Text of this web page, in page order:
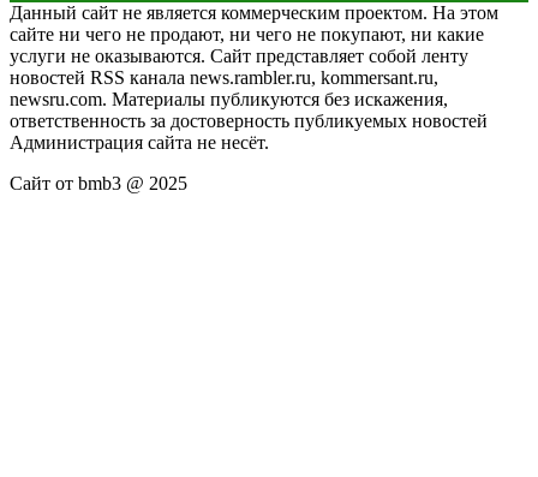
Данный сайт не является коммерческим проектом. На этом
сайте ни чего не продают, ни чего не покупают, ни какие
услуги не оказываются. Сайт представляет собой ленту
новостей RSS канала news.rambler.ru, kommersant.ru,
newsru.com. Материалы публикуются без искажения,
ответственность за достоверность публикуемых новостей
Администрация сайта не несёт.
Сайт от bmb3 @ 2025